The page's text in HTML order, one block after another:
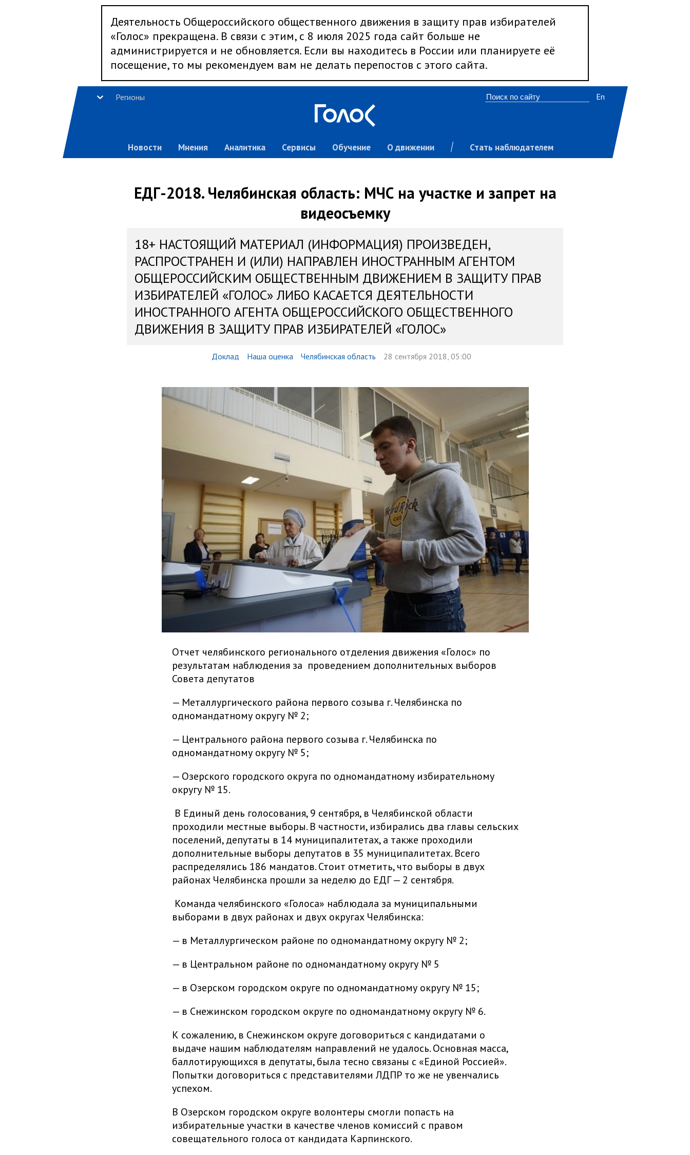
Деятельность Общероссийского общественного движения в защиту прав избирателей
«Голос» прекращена. В связи с этим, с 8 июля 2025 года сайт больше не
администрируется и не обновляется. Если вы находитесь в России или планируете её
посещение, то мы рекомендуем вам не делать перепостов с этого сайта.
Регионы
Новости Мнения Аналитика Сервисы Обучение О движении Стать наблюдателем
En
ЕДГ-2018. Челябинская область: МЧС на участке и запрет на
видеосъемку
18+ НАСТОЯЩИЙ МАТЕРИАЛ (ИНФОРМАЦИЯ) ПРОИЗВЕДЕН,
РАСПРОСТРАНЕН И (ИЛИ) НАПРАВЛЕН ИНОСТРАННЫМ АГЕНТОМ
ОБЩЕРОССИЙСКИМ ОБЩЕСТВЕННЫМ ДВИЖЕНИЕМ В ЗАЩИТУ ПРАВ
ИЗБИРАТЕЛЕЙ «ГОЛОС» ЛИБО КАСАЕТСЯ ДЕЯТЕЛЬНОСТИ
ИНОСТРАННОГО АГЕНТА ОБЩЕРОССИЙСКОГО ОБЩЕСТВЕННОГО
ДВИЖЕНИЯ В ЗАЩИТУ ПРАВ ИЗБИРАТЕЛЕЙ «ГОЛОС»
Доклад Наша оценка Челябинская область 28 сентября 2018, 05:00
Отчет челябинского регионального отделения движения «Голос» по
результатам наблюдения за проведением дополнительных выборов
Совета депутатов
— Металлургического района первого созыва г. Челябинска по
одномандатному округу № 2;
— Центрального района первого созыва г. Челябинска по
одномандатному округу № 5;
— Озерского городского округа по одномандатному избирательному
округу № 15.
В Единый день голосования, 9 сентября, в Челябинской области
проходили местные выборы. В частности, избирались два главы сельских
поселений, депутаты в 14 муниципалитетах, а также проходили
дополнительные выборы депутатов в 35 муниципалитетах. Всего
распределялись 186 мандатов. Стоит отметить, что выборы в двух
районах Челябинска прошли за неделю до ЕДГ — 2 сентября.
Команда челябинского «Голоса» наблюдала за муниципальными
выборами в двух районах и двух округах Челябинска:
— в Металлургическом районе по одномандатному округу № 2;
— в Центральном районе по одномандатному округу № 5
— в Озерском городском округе по одномандатному округу № 15;
— в Снежинском городском округе по одномандатному округу № 6.
К сожалению, в Снежинском округе договориться с кандидатами о
выдаче нашим наблюдателям направлений не удалось. Основная масса,
баллотирующихся в депутаты, была тесно связаны с «Единой Россией».
Попытки договориться с представителями ЛДПР то же не увенчались
успехом.
В Озерском городском округе волонтеры смогли попасть на
избирательные участки в качестве членов комиссий с правом
совещательного голоса от кандидата Карпинского.